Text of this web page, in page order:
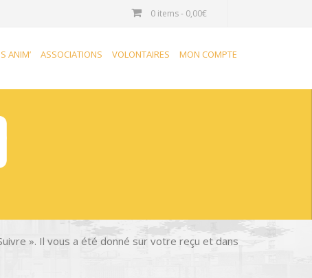
0 items - 0,00€
ANIM’ ASSOCIATIONS VOLONTAIRES MON COMPTE
». Il vous a été donné sur votre reçu et dans